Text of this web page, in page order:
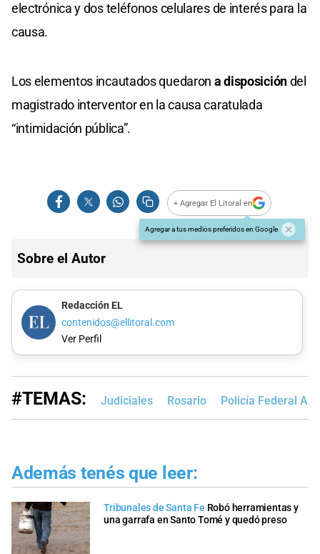
electrónica y dos teléfonos celulares de interés para la
causa.
Los elementos incautados quedaron a disposicióndel
magistrado interventor en la causa caratulada
“intimidación pública”.
+ Agregar El Litoral en
Agregar a tus medios preferidos en Google
Sobre el Autor
Redacción EL
contenidos@ellitoral.com
Ver Perfil
#TEMAS: Judiciales Rosario Policía Federal
Además tenés que leer:
Tribunales de Santa Fe Robó herramientas y
una garrafa en Santo Tomé y quedó preso